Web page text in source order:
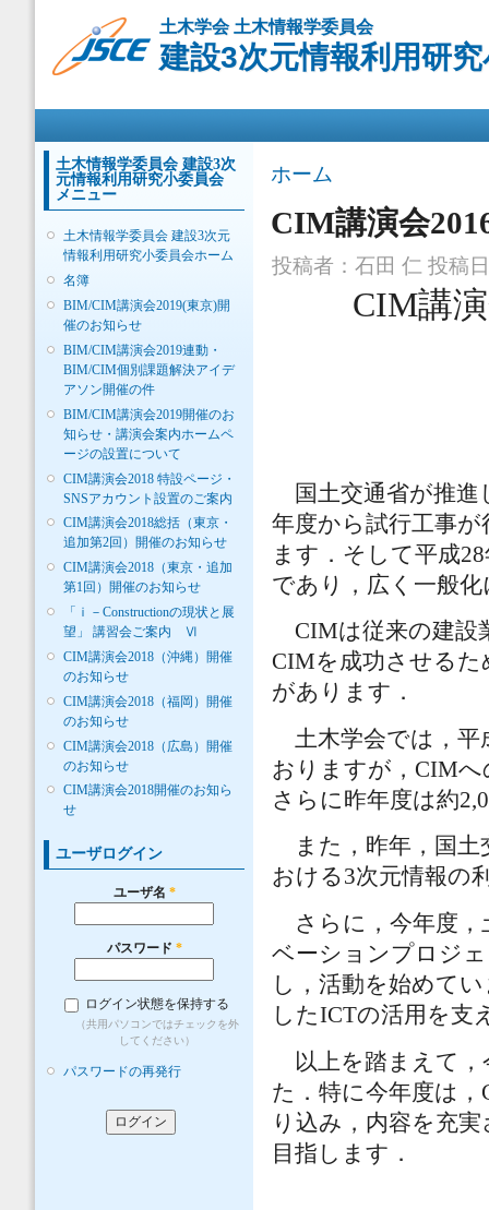
ン
コ
動
土木学会 土木情報学委員会
建設3次元情報利用研
土木情報学委員会 建設3次
元情報利用研究小委員会
メニュー
土木情報学委員会 建設3次元
情報利用研究小委員会ホーム
名簿
BIM/CIM講演会2019(東京)開
催のお知らせ
BIM/CIM講演会2019連動・
BIM/CIM個別課題解決アイデ
アソン開催の件
BIM/CIM講演会2019開催のお
知らせ・講演会案内ホームペ
ージの設置について
CIM講演会2018 特設ページ・
SNSアカウント設置のご案内
CIM講演会2018総括（東京・
追加第2回）開催のお知らせ
CIM講演会2018（東京・追加
第1回）開催のお知らせ
「ｉ－Constructionの現状と展
望」 講習会ご案内 Ⅵ
CIM講演会2018（沖縄）開催
のお知らせ
CIM講演会2018（福岡）開催
のお知らせ
CIM講演会2018（広島）開催
のお知らせ
CIM講演会2018開催のお知ら
せ
ユーザログイン
ユーザ名 *
パスワード *
ログイン状態を保持する
（共用パソコンではチェックを外
してください）
パスワードの再発行
現在地
ホーム
CIM講演会
投稿者： 石田 仁 投稿
CIM講
国土交通省が推進
年度から試行工事
ます．そして平成
であり，広く一般
CIMは従来の建設
CIMを成功させるた
があります．
土木学会では，平
おりますが，CIMへ
さらに昨年度は約
また，昨年，国土
おける3次元情報の
さらに，今年度，
ベーションプロジ
し，活動を始めて
したICTの活用を支
以上を踏まえて，
た．特に今年度は
り込み，内容を充
目指します．